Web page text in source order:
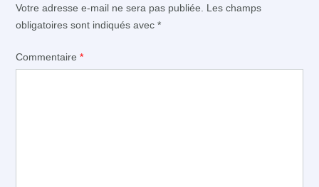
Votre adresse e-mail ne sera pas publiée.
Les champs
obligatoires sont indiqués avec *
Commentaire *